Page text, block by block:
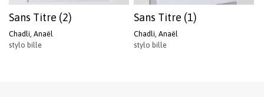
Sans Titre (2)
Chadli, Anaël
stylo bille
Sans Titre (1)
Chadli, Anaël
stylo bille